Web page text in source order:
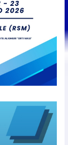
&
a Faetano.
di